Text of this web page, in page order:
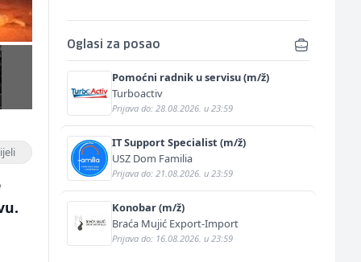
Oglasi za posao
Pomoćni radnik u servisu (m/ž)
Turboactiv
Prijava do: 28.08.2026. u 23:59
IT Support Specialist (m/ž)
USZ Dom Familia
Prijava do: 21.08.2026. u 23:59
Konobar (m/ž)
Braća Mujić Export-Import
Prijava do: 16.08.2026. u 23:59